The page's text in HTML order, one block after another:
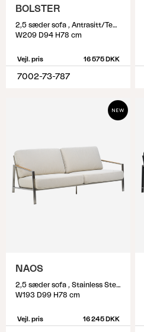
BOLSTER
2,5 sæder sofa , Antrasitt/Teddy Grey
W209 D94 H78 cm
Vejl. pris 16 575 DKK
7002-73-787
NAOS
2,5 sæder sofa , Stainless Steel/Dot Beige
W193 D99 H78 cm
Vejl. pris 16 245 DKK